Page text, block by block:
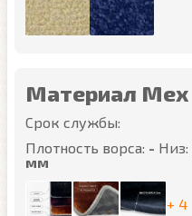
Материал Мех
Срок службы:
Плотность ворса: - Низ:
мм
+ 4